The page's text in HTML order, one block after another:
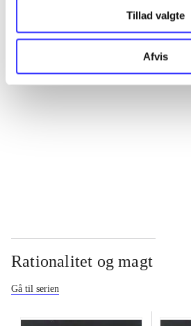
Tillad valgte
Afvis
Rationalitet og magt
Gå til serien